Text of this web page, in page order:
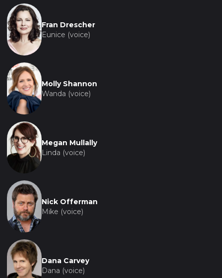
Fran Drescher
Eunice (voice)
Molly Shannon
Wanda (voice)
Megan Mullally
Linda (voice)
Nick Offerman
Mike (voice)
Dana Carvey
Dana (voice)